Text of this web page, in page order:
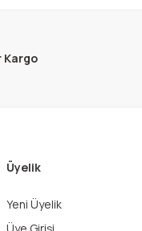
Kargo
Üyelik
Yeni Üyelik